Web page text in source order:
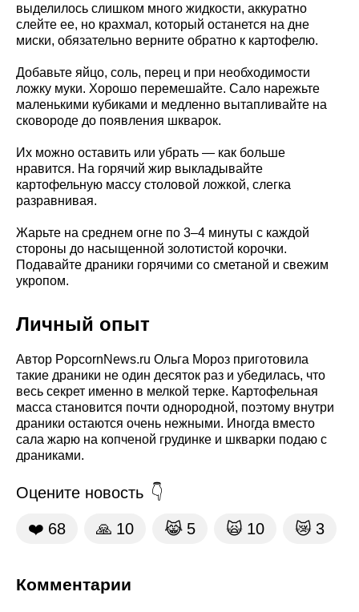
выделилось слишком много жидкости, аккуратно
слейте ее, но крахмал, который останется на дне
миски, обязательно верните обратно к картофелю.
Добавьте яйцо, соль, перец и при необходимости
ложку муки. Хорошо перемешайте. Сало нарежьте
маленькими кубиками и медленно вытапливайте на
сковороде до появления шкварок.
Их можно оставить или убрать — как больше
нравится. На горячий жир выкладывайте
картофельную массу столовой ложкой, слегка
разравнивая.
Жарьте на среднем огне по 3–4 минуты с каждой
стороны до насыщенной золотистой корочки.
Подавайте драники горячими со сметаной и свежим
укропом.
Личный опыт
Автор PopcornNews.ru Ольга Мороз приготовила
такие драники не один десяток раз и убедилась, что
весь секрет именно в мелкой терке. Картофельная
масса становится почти однородной, поэтому внутри
драники остаются очень нежными. Иногда вместо
сала жарю на копченой грудинке и шкварки подаю с
драниками.
Оцените новость
❤️ 68 🙏 10 😹 5 🙀 10 😿 3
Комментарии